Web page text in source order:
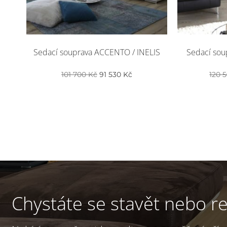
Sedací souprava ACCENTO / INELIS
101 700Kč
cena
91 530 Kč
cena
Sedací
120
Chystáte se stavět nebo